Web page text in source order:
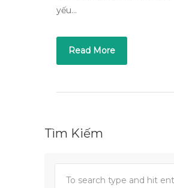
yếu…
Read More
Tìm Kiếm